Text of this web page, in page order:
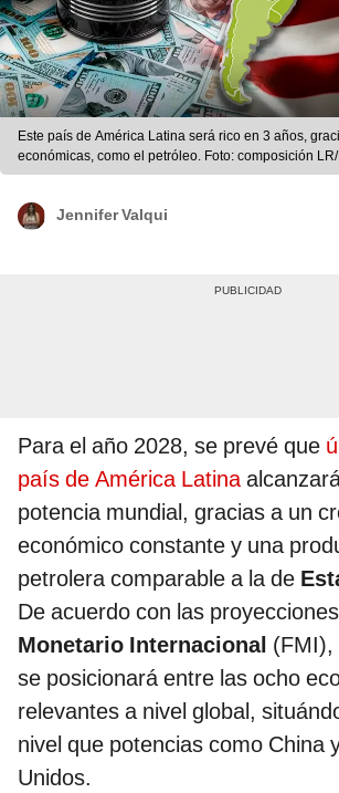
Este país de América Latina será rico en 3 años,
económicas, como el petróleo. Foto: composición
Jennifer Valqui
Para el año 2028, se prevé que
país de América Latina
potencia mundial, gracias a un
económico constante y una
petrolera comparable a la de
De acuerdo con las
Monetario Internacional (FMI),
se posicionará entre las ocho
relevantes a nivel global,
nivel que potencias como China
Unidos.